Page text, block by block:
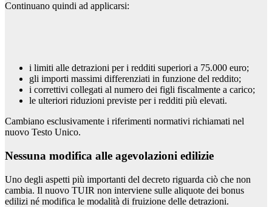
Continuano quindi ad applicarsi:
i limiti alle detrazioni per i redditi superiori a 75.000 euro;
gli importi massimi differenziati in funzione del reddito;
i correttivi collegati al numero dei figli fiscalmente a carico;
le ulteriori riduzioni previste per i redditi più elevati.
Cambiano esclusivamente i riferimenti normativi richiamati nel
nuovo Testo Unico.
Nessuna modifica alle agevolazioni edilizie
Uno degli aspetti più importanti del decreto riguarda ciò che non
cambia. Il nuovo TUIR non interviene sulle aliquote dei bonus
edilizi né modifica le modalità di fruizione delle detrazioni.